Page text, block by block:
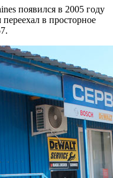
появился в 2005 году
в просторное